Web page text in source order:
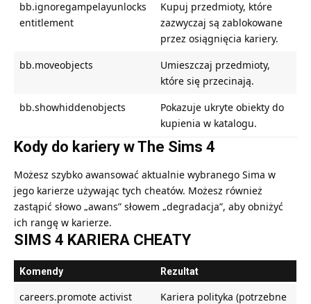
bb.ignoregampelayunlocks
entitlement
Kupuj przedmioty, które
zazwyczaj są zablokowane
przez osiągnięcia kariery.
bb.moveobjects
Umieszczaj przedmioty,
które się przecinają.
bb.showhiddenobjects
Pokazuje ukryte obiekty do
kupienia w katalogu.
Kody do kariery w The Sims 4
Możesz szybko awansować aktualnie wybranego Sima w
jego karierze używając tych cheatów. Możesz również
zastąpić słowo „awans” słowem „degradacja”, aby obniżyć
ich rangę w karierze.
SIMS 4 KARIERA CHEATY
Komendy Rezultat
careers.promote activist
Kariera polityka (potrzebne